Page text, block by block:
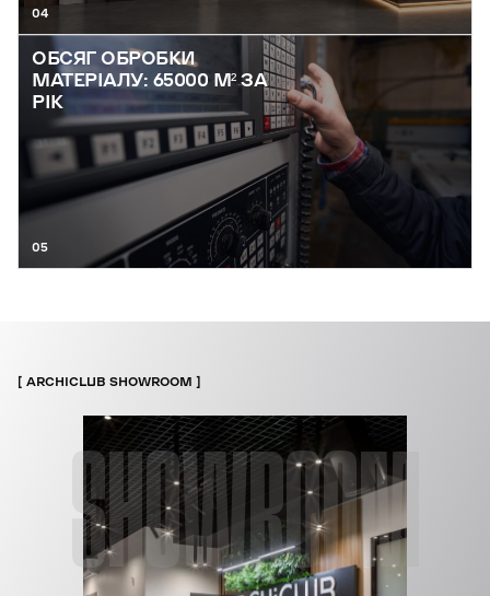
04
ОБСЯГ ОБРОБКИ
МАТЕРІАЛУ: 65000 М² ЗА
РІК
05
SHOWROOM
ARCHICLUB SHOWROOM